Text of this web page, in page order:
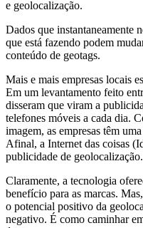
e geolocalização.
Dados que instantaneamente
que está fazendo podem
conteúdo de geotags.
Mais e mais empresas locais
Em um levantamento feito
disseram que viram a
telefones móveis a cada dia.
imagem, as empresas têm
Afinal, a Internet das coisas
publicidade de geolocalização.
Claramente, a tecnologia
benefício para as marcas.
o potencial positivo da
negativo. É como caminhar